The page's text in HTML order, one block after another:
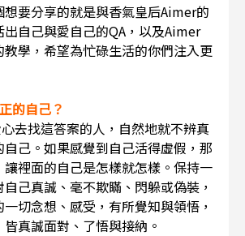
想要分享的就是與香氣皇后Aimer的
出自己與愛自己的QA，以及Aimer
學，希望為忙碌生活的你們注入更
的自己？
去找這答案的人，自然地就不辨真
己。如果感覺到自己活得虛假，那
裡面的自己是怎樣就怎樣。保持一
己真誠、毫不欺瞞、閃躲或偽裝，
切念想、感受，有所覺知與領悟，
真誠面對、了悟與接納。